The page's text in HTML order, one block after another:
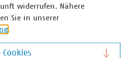
widerrufen. Nähere
Sie in unserer
.